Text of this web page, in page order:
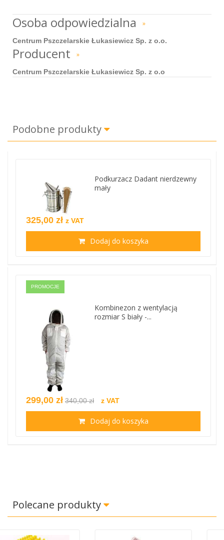
Osoba odpowiedzialna »
Centrum Pszczelarskie Łukasiewicz Sp. z o.o.
Producent »
Centrum Pszczelarskie Łukasiewicz Sp. z o.o
Podobne produkty
Podkurzacz Dadant nierdzewny
mały
325,00 zł z VAT
Dodaj do koszyka
PROMOCJE
Kombinezon z wentylacją
rozmiar S biały -...
299,00 zł 340,00 zł z VAT
Dodaj do koszyka
Polecane produkty